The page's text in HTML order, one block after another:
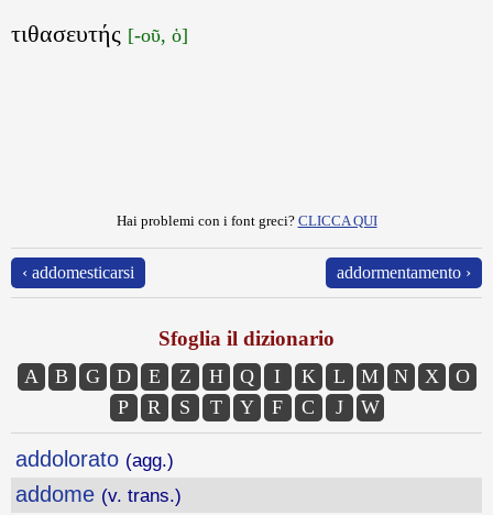
τιθασευτής [-οῦ, ὁ]
Hai problemi con i font greci? CLICCA QUI
‹ addomesticarsi addormentamento ›
Sfoglia il dizionario
A B G D E Z H Q I K L M N X
O
P
R S T Y F C J W
addolorato (agg.)
addome (v. trans.)